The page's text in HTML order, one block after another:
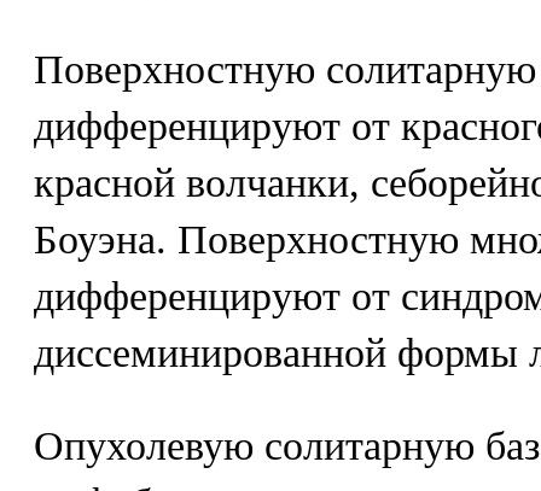
Поверхностную
дифференцируют от
красной волчанки,
Боуэна. Поверхностную
дифференцируют от
диссеминированной формы
Опухолевую солитарную